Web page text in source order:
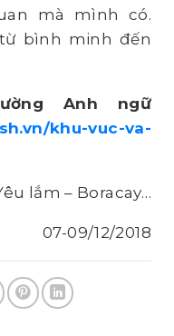
mà mình có.
bình minh đến
Anh ngữ
khu-vuc-va-
lắm – Boracay…
07-09/12/2018